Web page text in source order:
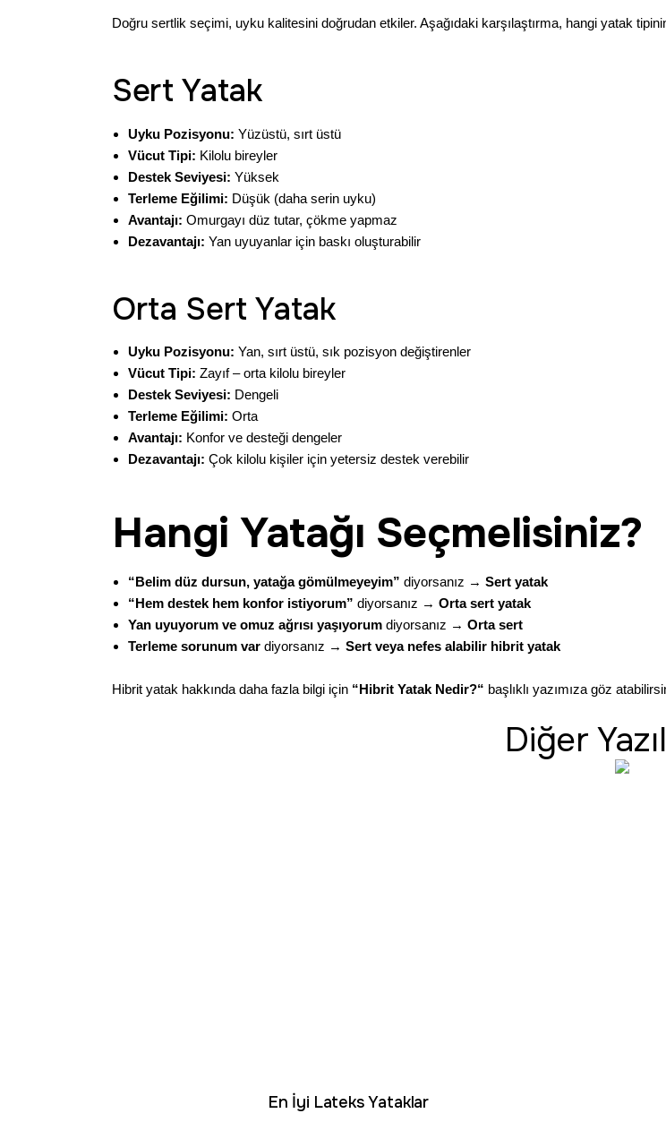
Doğru sertlik seçimi, uyku kalitesini doğrudan etkiler. Aşağıdaki karşılaştırma, hangi yatak
Sert Yatak
Uyku Pozisyonu: Yüzüstü, sırt üstü
Vücut Tipi: Kilolu bireyler
Destek Seviyesi: Yüksek
Terleme Eğilimi: Düşük (daha serin uyku)
Avantajı: Omurgayı düz tutar, çökme yapmaz
Dezavantajı: Yan uyuyanlar için baskı oluşturabilir
Orta Sert Yatak
Uyku Pozisyonu: Yan, sırt üstü, sık pozisyon değiştirenler
Vücut Tipi: Zayıf – orta kilolu bireyler
Destek Seviyesi: Dengeli
Terleme Eğilimi: Orta
Avantajı: Konfor ve desteği dengeler
Dezavantajı: Çok kilolu kişiler için yetersiz destek verebilir
Hangi Yatağı Seçmelisiniz?
“Belim düz dursun, yatağa gömülmeyeyim” diyorsanız → Sert yatak
“Hem destek hem konfor istiyorum” diyorsanız → Orta sert yatak
Yan uyuyorum ve omuz ağrısı yaşıyorum diyorsanız → Orta sert
Terleme sorunum var diyorsanız → Sert veya nefes alabilir hibrit yatak
Hibrit yatak hakkında daha fazla bilgi için “Hibrit Yatak Nedir?“ başlıklı yazımıza göz
Diğer
En İyi Lateks Yataklar